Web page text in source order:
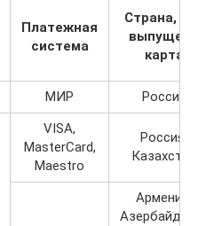
Платежная
система
Страна,
выпущена
карта
МИР Россия
VISA,
MasterCard,
Maestro
Россия,
Казахстан
Армения,